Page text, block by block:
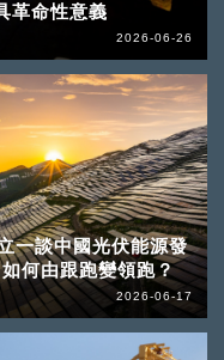
革命性意義
2026-06-26
一談中國光伏能源發
何由跟跑變領跑？
2026-06-17